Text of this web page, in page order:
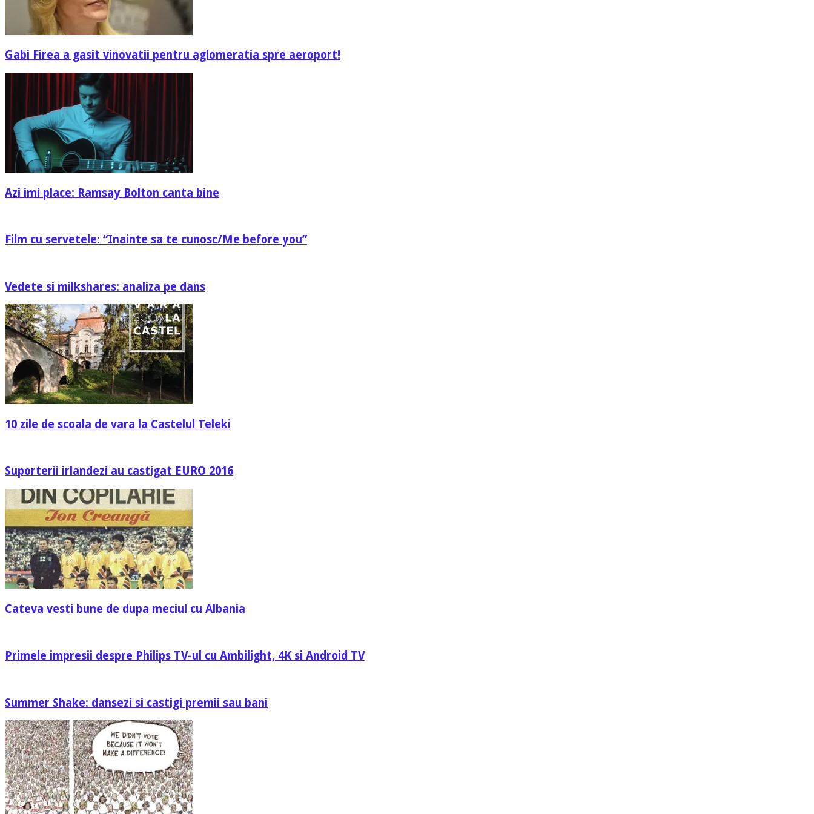
Gabi Firea a gasit vinovatii pentru aglomeratia spre aeroport!
Azi imi place: Ramsay Bolton canta bine
Film cu servetele: “Inainte sa te cunosc/Me before you”
Vedete si milkshares: analiza pe dans
10 zile de scoala de vara la Castelul Teleki
Suporterii irlandezi au castigat EURO 2016
Cateva vesti bune de dupa meciul cu Albania
Primele impresii despre Philips TV-ul cu Ambilight, 4K si Android TV
Summer Shake: dansezi si castigi premii sau bani